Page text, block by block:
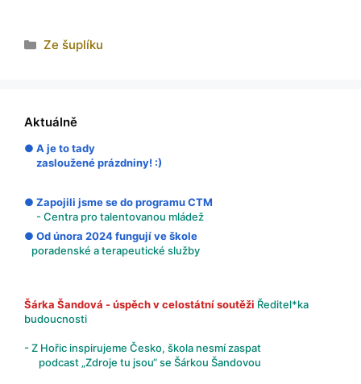
Ze šuplíku
Aktuálně
● A je to tady
zasloužené prázdniny! :)
● Zapojili jsme se do programu CTM
- Centra pro talentovanou mládež
● Od února 2024 fungují ve škole
poradenské a terapeutické služby
Šárka Šandová - úspěch v celostátní soutěži Ředitel*ka
budoucnosti
- Z Hořic inspirujeme Česko, škola nesmí zaspat
podcast „Zdroje tu jsou“ se Šárkou Šandovou